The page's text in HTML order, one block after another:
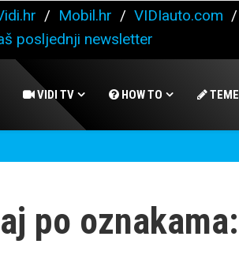
/ Mobil.hr / VIDIauto.com /
posljednji newsletter
VIDI TV HOW TO TEME
po oznakama: